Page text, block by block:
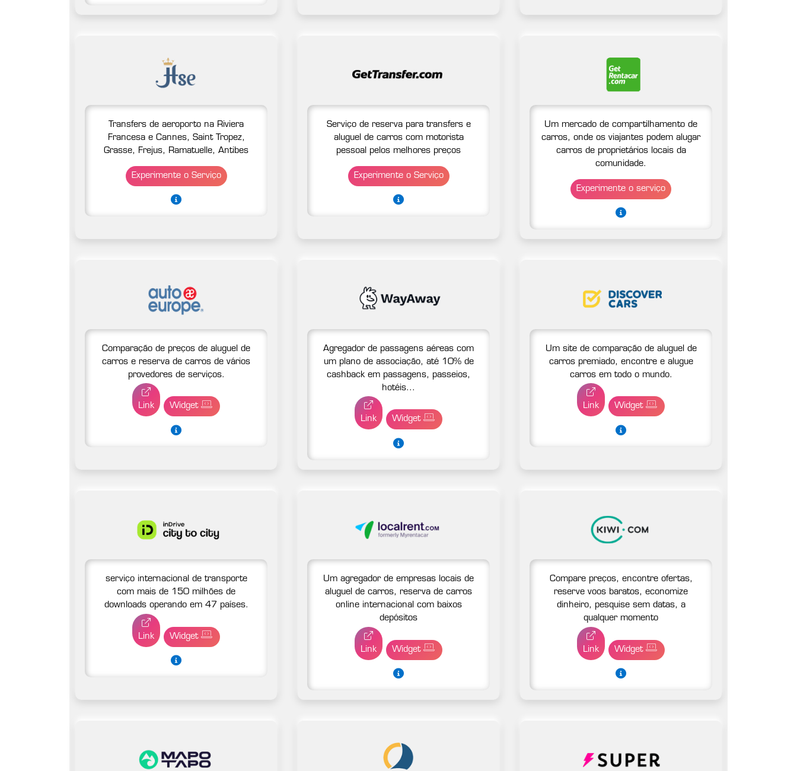
Transfers de aeroporto na Riviera
Francesa e Cannes, Saint Tropez,
Grasse, Frejus, Ramatuelle, Antibes
Experimente o Serviço
Serviço de reserva para transfers e
aluguel de carros com motorista
pessoal pelos melhores preços
Experimente o Serviço
Um mercado de compartilhamento de
carros, onde os viajantes podem alugar
carros de proprietários locais da
comunidade.
Experimente o serviço
Comparação de preços de aluguel de
carros e reserva de carros de vários
provedores de serviços.
Link Widget
Agregador de passagens aéreas com
um plano de associação, até 10% de
cashback em passagens, passeios,
hotéis...
Link Widget
Um site de comparação de aluguel de
carros premiado, encontre e alugue
carros em todo o mundo.
Link Widget
serviço internacional de transporte
com mais de 150 milhões de
downloads operando em 47 países.
Link Widget
Um agregador de empresas locais de
aluguel de carros, reserva de carros
online internacional com baixos
depósitos
Link Widget
Compare preços, encontre ofertas,
reserve voos baratos, economize
dinheiro, pesquise sem datas, a
qualquer momento
Link Widget